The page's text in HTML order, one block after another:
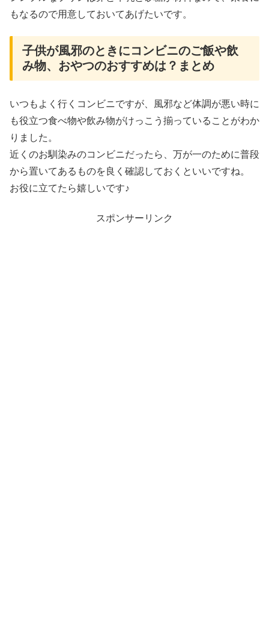
もなるので用意しておいてあげたいです。
子供が風邪のときにコンビニのご飯や飲
み物、おやつのおすすめは？まとめ
いつもよく行くコンビニですが、風邪など体調が悪い時に
も役立つ食べ物や飲み物がけっこう揃っていることがわか
りました。
近くのお馴染みのコンビニだったら、万が一のために普段
から置いてあるものを良く確認しておくといいですね。
お役に立てたら嬉しいです♪
スポンサーリンク